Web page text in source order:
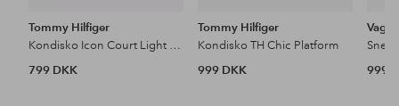
Tommy Hilfiger
Kondisko Icon Court Light Weight
799 DKK
Tommy Hilfiger
Kondisko TH Chic Platform
999 DKK
999